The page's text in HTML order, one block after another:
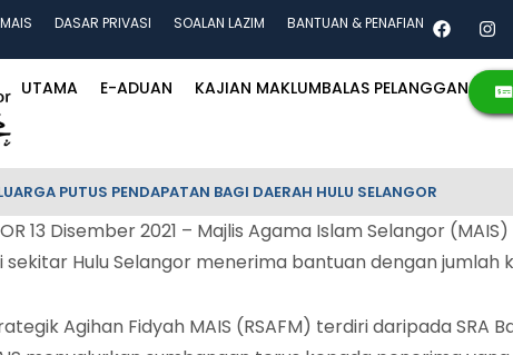
DASAR PRIVASI SOALAN LAZIM BANTUAN & PENAFIAN
UTAMA E-ADUAN KAJIAN MAKLUMBALAS PELANGGAN
PUTUS PENDAPATAN BAGI DAERAH HULU SELANGOR
13 Disember 2021 – Majlis Agama Islam Selangor
Hulu Selangor menerima bantuan dengan jumlah
Agihan Fidyah MAIS (RSAFM) terdiri daripada SRA